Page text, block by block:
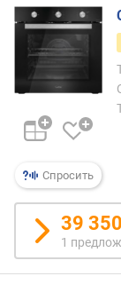
а
н
и
(
м
)
м
и
и
Спросить
39 350
1